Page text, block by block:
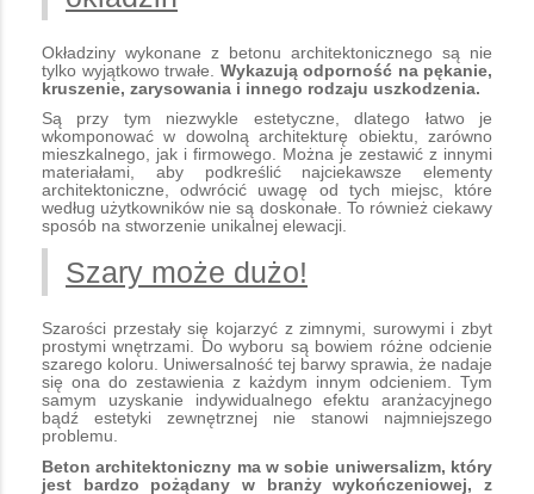
Okładziny wykonane z betonu architektonicznego są nie
tylko wyjątkowo trwałe. Wykazują odporność na pękanie,
kruszenie, zarysowania i innego rodzaju uszkodzenia.
Są przy tym niezwykle estetyczne, dlatego łatwo je
wkomponować w dowolną architekturę obiektu, zarówno
mieszkalnego, jak i firmowego. Można je zestawić z innymi
materiałami, aby podkreślić najciekawsze elementy
architektoniczne, odwrócić uwagę od tych miejsc, które
według użytkowników nie są doskonałe. To również ciekawy
sposób na stworzenie unikalnej elewacji.
Szary może dużo!
Szarości przestały się kojarzyć z zimnymi, surowymi i zbyt
prostymi wnętrzami. Do wyboru są bowiem różne odcienie
szarego koloru. Uniwersalność tej barwy sprawia, że nadaje
się ona do zestawienia z każdym innym odcieniem. Tym
samym uzyskanie indywidualnego efektu aranżacyjnego
bądź estetyki zewnętrznej nie stanowi najmniejszego
problemu.
Beton architektoniczny ma w sobie uniwersalizm, który
jest bardzo pożądany w branży wykończeniowej, z